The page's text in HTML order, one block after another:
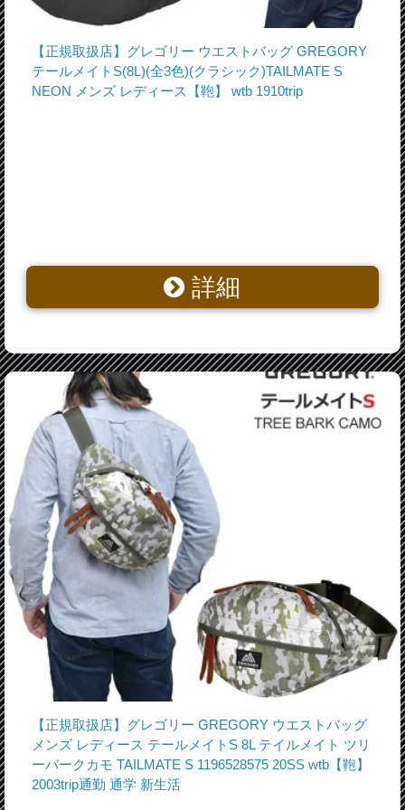
【正規取扱店】グレゴリー ウエストバッグ GREGORY
テールメイトS(8L)(全3色)(クラシック)TAILMATE S
NEON メンズ レディース【鞄】 wtb 1910trip
詳細
【正規取扱店】グレゴリー GREGORY ウエストバッグ
メンズ レディース テールメイトS 8L テイルメイト ツリ
ーバークカモ TAILMATE S 1196528575 20SS wtb【鞄】
2003trip通勤 通学 新生活